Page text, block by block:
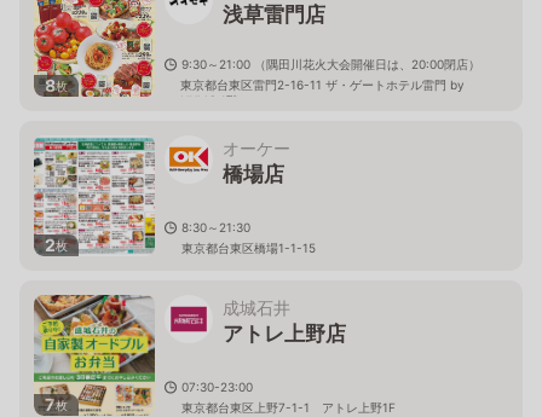
8枚
浅草雷門店
9:30～21:00 （隅田川花火大会開催日は、20:00閉店）
東京都台東区雷門2-16-11 ザ・ゲートホテル雷門 by
HULIC 1階
2枚
オーケー
橋場店
8:30～21:30
東京都台東区橋場1-1-15
7枚
成城石井
アトレ上野店
07:30-23:00
東京都台東区上野7-1-1 アトレ上野1F